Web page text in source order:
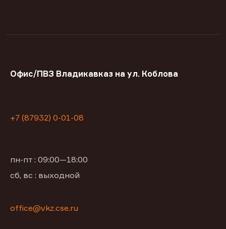
Офис/ПВЗ Владикавказ на ул. Коблова
+7 (87932) 0-01-08
пн-пт : 09:00—18:00
сб, вс : выходной
office@vkz.cse.ru